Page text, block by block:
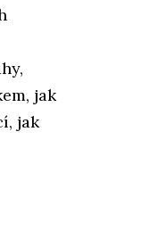
jak
jak